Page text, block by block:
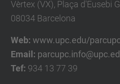
Vèrtex (VX), Plaça d'Eusebi
08034 Barcelona
Web: www.upc.edu/
Email:
Tef: 934 13 77 39